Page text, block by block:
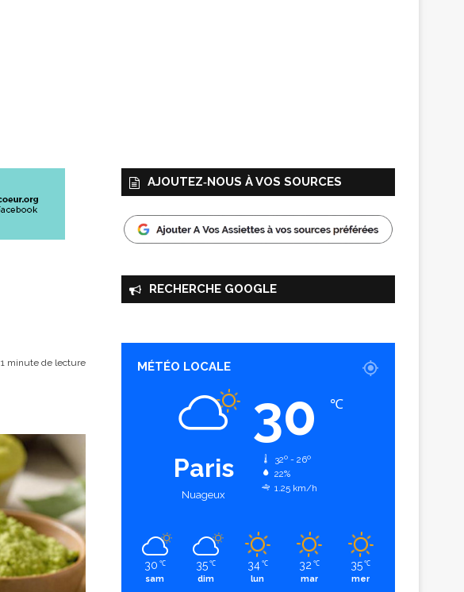
1 minute de lecture
AJOUTEZ‑NOUS À VOS SOURCES
RECHERCHE GOOGLE
MÉTÉO LOCALE
Paris
Nuageux
30 ℃
32º - 26º
22%
1.25 km/h
30 ℃
sam
35 ℃
dim
34 ℃
lun
32 ℃
mar
35 ℃
mer